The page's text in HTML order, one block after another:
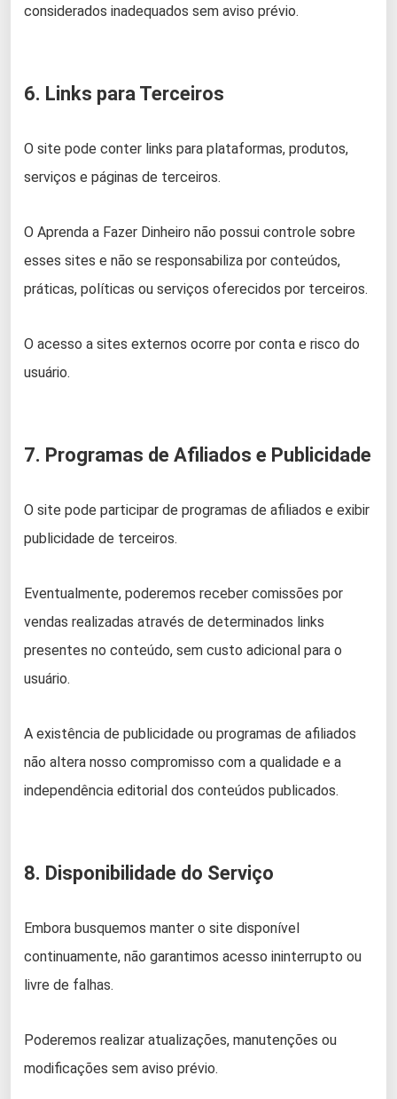
considerados inadequados sem aviso prévio.
6. Links para Terceiros
O site pode conter links para plataformas, produtos,
serviços e páginas de terceiros.
O Aprenda a Fazer Dinheiro não possui controle sobre
esses sites e não se responsabiliza por conteúdos,
práticas, políticas ou serviços oferecidos por terceiros.
O acesso a sites externos ocorre por conta e risco do
usuário.
7. Programas de Afiliados e Publicidade
O site pode participar de programas de afiliados e exibir
publicidade de terceiros.
Eventualmente, poderemos receber comissões por
vendas realizadas através de determinados links
presentes no conteúdo, sem custo adicional para o
usuário.
A existência de publicidade ou programas de afiliados
não altera nosso compromisso com a qualidade e a
independência editorial dos conteúdos publicados.
8. Disponibilidade do Serviço
Embora busquemos manter o site disponível
continuamente, não garantimos acesso ininterrupto ou
livre de falhas.
Poderemos realizar atualizações, manutenções ou
modificações sem aviso prévio.